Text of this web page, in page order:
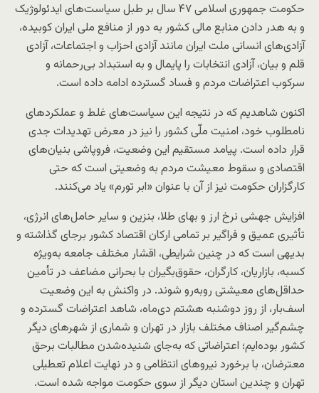
حکومت جمهوری اسلامی ۴۷ سال بر طبل سیاست‌های ایدئولوژیک
و به هدر دادن منابع مالی کشور به دور از منافع ملی ایران کوبیده،
آزادی‌های انسانی ملت ایران مانند آزادی احزاب و اجتماعات، آزادی
قلم و بیان، آزادی انتخابات را پایمال و به استبداد بی‌رحمانه و
سرکوب اعتراضات مردم و فساد گسترده ادامه داده است.
اکنون شاهدیم که در نتیجه این سیاست‌های غلط و عملکردهای
نامطلوب خود، امنیت ملّی کشور را نیز در معرض تهدیدات جدی
قرار داده است. پیامد مستقیم این وضعیت، فروپاشی بنیان‌های
اقتصادی و سقوط معیشت مردم به وضعیتی است که حتی
کارگزاران حکومت نیز از آن با عنوان «ابر تورم» یاد می‌کنند.
افزایش جهشی نرخ ارز و بهای طلا، بنزین و سایر حامل‌های انرژی،
تأثیری عمیق و فراگیر بر تمامی ارکان اقتصاد کشور برجای گذاشته و
بدیهی است که در چنین شرایطی، اقشار مختلف جامعه به‌ویژه
کسبه، بازاریان، کارگران، حقوق‌بگیران با بحرانی مضاعف در تأمین
حداقل‌های معیشتی روبه‌رو شوند. در واکنش به این وضعیت
اسف‌بار، از روز دوشنبه هشتم دی‌ماه، شاهد اعتراضات گسترده و
چشم‌گیر اصناف مختلف بازار در تهران و شماری از شهرهای دیگر
کشور بوده‌ایم؛ اعتراضاتی که به‌جای شنیده‌شدن مطالبات برحق
معترضان، با برخورد نیروهای انتظامی و در نهایت اعلام تعطیلی
تهران و چندین استان دیگر از سوی حکومت مواجه شده است.